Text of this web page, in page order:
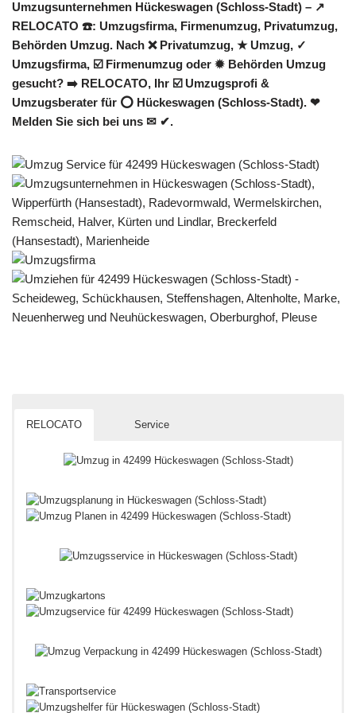
Umzugsunternehmen Hückeswagen (Schloss-Stadt) – ↗️
RELOCATO ☎️: Umzugsfirma, Firmenumzug, Privatumzug,
Behörden Umzug. Nach ❌ Privatumzug, ★ Umzug, ✓
Umzugsfirma, ☑️ Firmenumzug oder ✹ Behörden Umzug
gesucht? ➡️ RELOCATO, Ihr ☑️ Umzugsprofi &
Umzugsberater für ⭕ Hückeswagen (Schloss-Stadt). ❤
Melden Sie sich bei uns ✉ ✔.
RELOCATO Service